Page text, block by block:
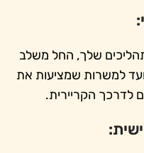
שלך, החל משלב
למשרות שמציעות את
לדרכך הקריירית.